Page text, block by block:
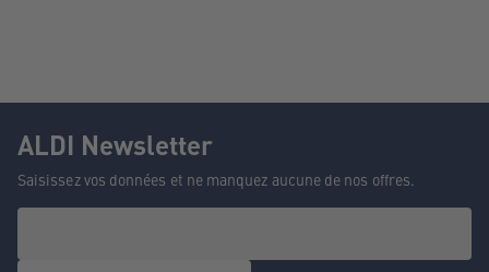
ALDI Newsletter
Saisissez vos données et ne manquez aucune de nos offres.